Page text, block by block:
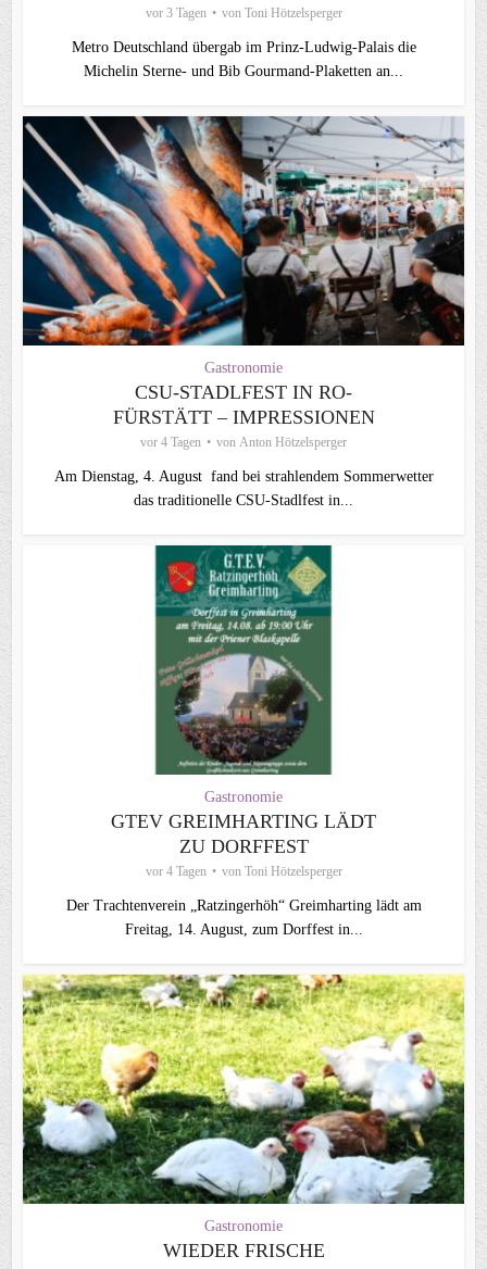
vor 3 Tagen von Toni Hötzelsperger
Metro Deutschland übergab im Prinz-Ludwig-Palais die
Michelin Sterne- und Bib Gourmand-Plaketten an...
Gastronomie
CSU-STADLFEST IN RO-
FÜRSTÄTT – IMPRESSIONEN
vor 4 Tagen von Anton Hötzelsperger
Am Dienstag, 4. August fand bei strahlendem Sommerwetter
das traditionelle CSU-Stadlfest in...
Gastronomie
GTEV GREIMHARTING LÄDT
ZU DORFFEST
vor 4 Tagen von Toni Hötzelsperger
Der Trachtenverein „Ratzingerhöh“ Greimharting lädt am
Freitag, 14. August, zum Dorffest in...
Gastronomie
WIEDER FRISCHE